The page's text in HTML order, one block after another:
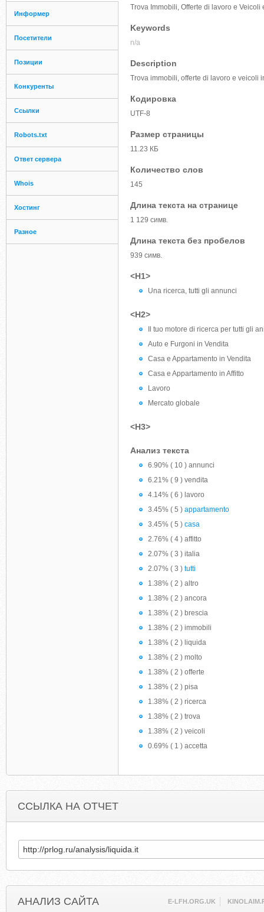
Информер
Посетители
Позиции
Конкуренты
Ссылки
Robots.txt
Ответ сервера
Whois
Хостинг
Разное
Trova Immobili, Offerte di lavoro e Veicoli
Keywords
n/a
Description
Trova immobili, offerte di lavoro e veicoli
Кодировка
UTF-8
Размер страницы
11.23 КБ
Количество слов
145
Длина текста на странице
1 129 симв.
Длина текста без пробелов
939 симв.
<H1>
Una ricerca, tutti gli annunci
<H2>
Il tuo motore di ricerca per tutti gli
Auto e Furgoni in Vendita
Casa e Appartamento in Vendita
Casa e Appartamento in Affitto
Lavoro
Mercato globale
<H3>
Анализ текста
6.90% ( 10 ) annunci
6.21% ( 9 ) vendita
4.14% ( 6 ) lavoro
3.45% ( 5 ) appartamento
3.45% ( 5 ) casa
2.76% ( 4 ) affitto
2.07% ( 3 ) italia
2.07% ( 3 ) tutti
1.38% ( 2 ) altro
1.38% ( 2 ) ancora
1.38% ( 2 ) brescia
1.38% ( 2 ) immobili
1.38% ( 2 ) liquida
1.38% ( 2 ) molto
1.38% ( 2 ) offerte
1.38% ( 2 ) pisa
1.38% ( 2 ) ricerca
1.38% ( 2 ) trova
1.38% ( 2 ) veicoli
0.69% ( 1 ) accetta
ССЫЛКА НА ОТЧЕТ
АНАЛИЗ САЙТА E-LFH.ORG.UK